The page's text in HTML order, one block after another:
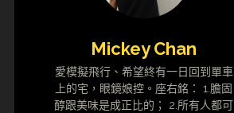
Mickey Chan
愛模擬飛行、希望終有一日回到單車
上的宅，眼鏡娘控。座右銘： 1.膽固
醇跟美味是成正比的； 2.所有人都可